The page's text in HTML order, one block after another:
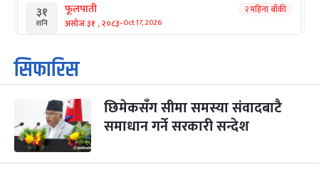
३१
शनि
फूलपाती
असोज ३१ , २०८३-Oct 17, 2026
२ महिना बाँकी
१
आइत
कार्तिक सङ्क्रान्ति
कार्तिक १, २०८३
३
मंगल
महानवमी
कार्तिक ३, २०८३-Oct 20, 2026
२ महिना बाँकी
४
सिफारिस
छिमेकसँग सीमा समस्या संवादबाटै
समाधान गर्ने सरकारी सन्देश